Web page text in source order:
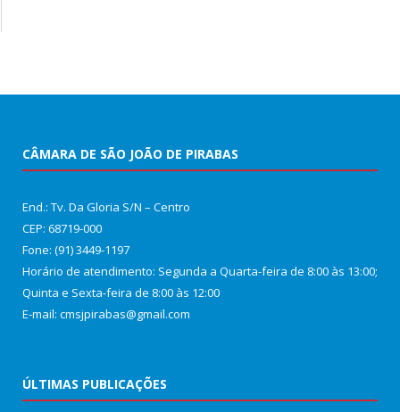
CÂMARA DE SÃO JOÃO DE PIRABAS
End.: Tv. Da Gloria S/N – Centro
CEP: 68719-000
Fone: (91) 3449-1197
Horário de atendimento: Segunda a Quarta-feira de 8:00 às 13:00;
Quinta e Sexta-feira de 8:00 às 12:00
E-mail: cmsjpirabas@gmail.com
ÚLTIMAS PUBLICAÇÕES